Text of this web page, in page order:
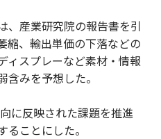
、産業研究院の報告書を引
縮、輸出単価の下落などの
ィスプレーなど素材・情報
みを予想した。
に反映された課題を推進
ることにした。